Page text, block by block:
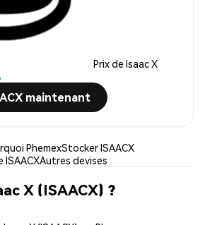
Prix de Isaac X
maintenant
PhemexStocker ISAACX
ISAACXAutres devises
X (ISAACX) ?